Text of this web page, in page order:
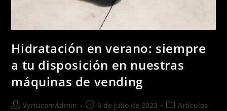
Hidratación en verano: siempre
a tu disposición en nuestras
máquinas de vending
VyrtucomAdmin 5 de julio de 2023 Artículos